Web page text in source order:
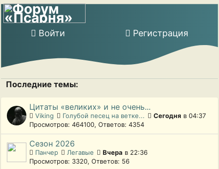
Войти Регистрация
Последние темы:
Цитаты «великих» и не очень...
Viking Голубой песец на ветке... Сегодня в 04:37
Просмотров: 464100, Ответов: 4354
Сезон 2026
Панчер Легавые Вчера в 22:36
Просмотров: 3320, Ответов: 56